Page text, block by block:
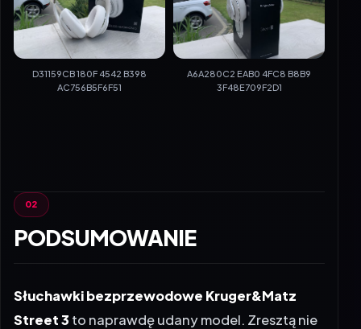
D31159CB 180F 4542 B398
AC756B5F6F51
A6A280C2 EAB0 4FC8 B8B9
3F48E709F2D1
PODSUMOWANIE
Słuchawki bezprzewodowe Kruger&Matz
Street 3 to naprawdę udany model. Zresztą nie